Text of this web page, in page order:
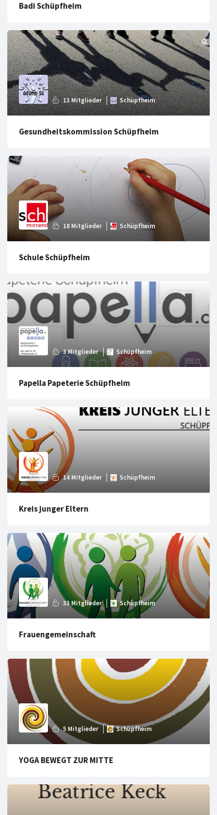
Badi Schüpfheim
Gesundheitskommission Schüpfheim
Schule Schüpfheim
Papella Papeterie Schüpfheim
Kreis junger Eltern
Frauengemeinschaft
YOGA BEWEGT ZUR MITTE